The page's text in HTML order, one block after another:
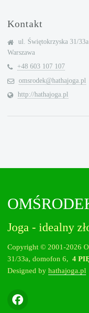
Kontakt
ul. Świętokrzyska 31/
Warszawa
+48 603 107 107
omsrodek@hathajoga.pl
http://hathajoga.pl
Joga - idealny
Copyright © 2001-2026
31/33a, domofon 6, 4
Designed by hathajoga.pl